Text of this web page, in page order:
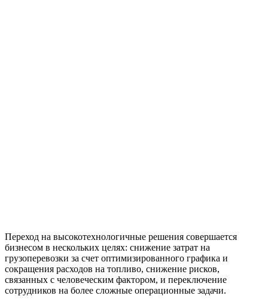
Переход на высокотехнологичные решения совершается
бизнесом в нескольких целях: снижение затрат на
грузоперевозки за счет оптимизированного графика и
сокращения расходов на топливо, снижение рисков,
связанных с человеческим фактором, и переключение
сотрудников на более сложные операционные задачи.